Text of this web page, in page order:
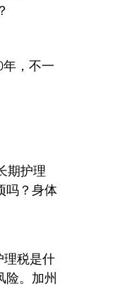
，不一
期护理
吗？身体
理税是什
险。加州